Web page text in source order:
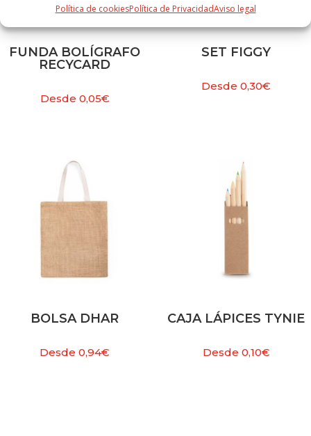
Política de cookiesPolítica de PrivacidadAviso legal
FUNDA BOLÍGRAFO
RECYCARD
Desde 0,05€
SET FIGGY
Desde0,30€
BOLSA DHAR
Desde0,94€
CAJA LÁPICES TYNIE
Desde 0,10€